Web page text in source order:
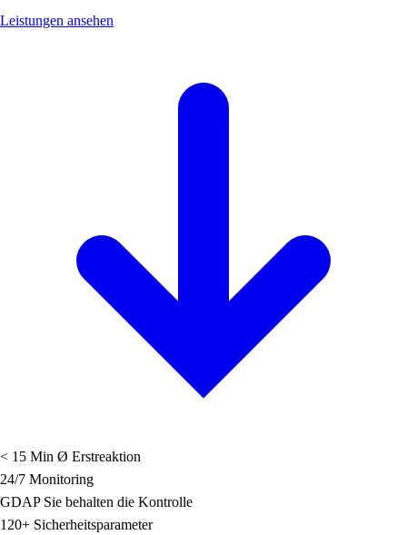
Leistungen ansehen
< 15 Min Ø Erstreaktion
24/7 Monitoring
GDAPSie behalten die Kontrolle
120+ Sicherheitsparameter